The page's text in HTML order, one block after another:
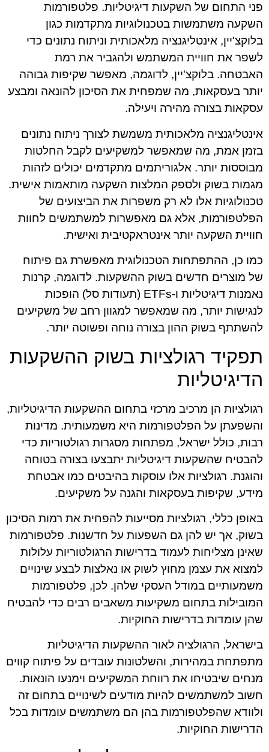
פני התחום של השקעות דיגיטליות. פלטפורמות
השקעה משתמשות בטכנולוגיות מתקדמות כגון
בלוקצ'יין, אינטליגנציה מלאכותית וניתוח נתונים כדי
לשפר את חוויית המשתמש ולהגביר את רמת
האבטחה. בלוקצ'יין, לדוגמה, מאפשר שקיפות גבוהה
יותר בעסקאות, מה שמפחית את הסיכון להונאה ומבצע
עסקאות בצורה מהירה ויעילה.
אינטליגנציה מלאכותית משמשת לצורך ניתוח נתונים
בזמן אמת, מה שמאפשר למשקיעים לקבל החלטות
מבוססות יותר. אלגוריתמים מתקדמים יכולים לזהות
מגמות בשוק ולספק המלצות השקעה מותאמות אישית.
טכנולוגיות אלו לא רק משפרות את הביצועים של
הפלטפורמות, אלא גם מאפשרות למשתמשים לחוות
חוויית השקעה יותר אינטראקטיבית ואישית.
כמו כן, ההתפתחות הטכנולוגית מאפשרת גם פיתוח
של מוצרים חדשים בשוק ההשקעות. לדוגמה, קרנות
נאמנות דיגיטליות ו-ETFs (תעודות סל) הופכות
לנגישות יותר, מה שמאפשר למגוון רחב של משקיעים
להשתתף בשוק ההון בצורה נוחה ופשוטה יותר.
תפקיד רגולציות בשוק ההשקעות
הדיגיטליות
רגולציות הן מרכיב מרכזי בתחום ההשקעות הדיגיטליות,
והשפעתן על הפלטפורמות היא משמעותית. מדינות
רבות, כולל ישראל, מפתחות מסגרות רגולטוריות כדי
להבטיח שהשקעות דיגיטליות יתבצעו בצורה בטוחה
והוגנת. רגולציות אלו עוסקות בהיבטים כמו אבטחת
מידע, שקיפות בעסקאות והגנה על משקיעים.
באופן כללי, רגולציות מסייעות להפחית את רמות הסיכון
בשוק, אך יש להן גם השפעות על חדשנות. פלטפורמות
שאינן מצליחות לעמוד בדרישות הרגולטוריות עלולות
למצוא את עצמן מחוץ לשוק או נאלצות לבצע שינויים
משמעותיים במודל העסקי שלהן. לכן, פלטפורמות
המובילות בתחום משקיעות משאבים רבים כדי להבטיח
שהן עומדות בדרישות החוקיות.
בישראל, הרגולציה לאור ההשקעות הדיגיטליות
מתפתחת במהירות, והשלטונות עובדים על פיתוח קווים
מנחים שיבטיחו את רווחת המשקיעים וימנעו הונאות.
חשוב למשתמשים להיות מודעים לשינויים בתחום זה
ולוודא שהפלטפורמות בהן הם משתמשים עומדות בכל
הדרישות החוקיות.